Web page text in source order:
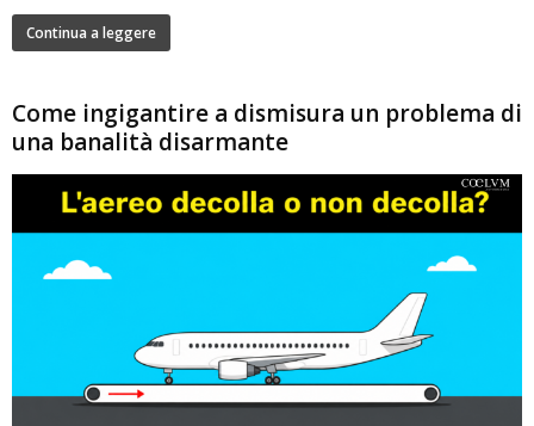
Continua a leggere
Come ingigantire a dismisura un problema di
una banalità disarmante